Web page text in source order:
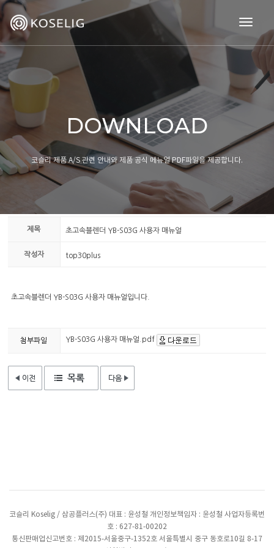
DOWNLOAD
코슬리 제품 A/S 관련 안내와 제품 공식 메뉴얼 PDF파일을 제공합니다.
제목 초고속블렌더 YB-S03G 사용자 매뉴얼
작성자 top30plus
초고속블렌더 YB-S03G 사용자 매뉴얼입니다.
첨부파일 YB-S03G 사용자 매뉴얼.pdf
코슬리 Koselig / 삼공플러스(주) 대표 : 윤성철 개인정보책임자 : 윤성철 사업자등록번
호 : 627-81-00202
통신판매업신고번호 : 제2015-서울중구-1352호 서울특별시 중구 동호로10길 8-17